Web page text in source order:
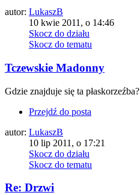
autor: LukaszB
10 kwie 2011, o 14:46
Skocz do działu
Skocz do tematu
Tczewskie Madonny
Gdzie znajduje się ta płaskorzeźba?
Przejdź do posta
autor: LukaszB
10 lip 2011, o 17:21
Skocz do działu
Skocz do tematu
Re: Drzwi